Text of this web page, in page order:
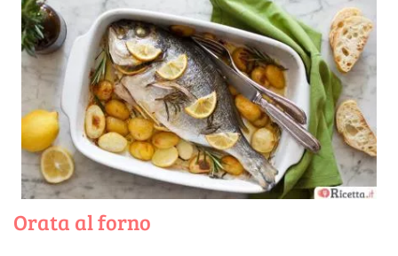
Orata al forno